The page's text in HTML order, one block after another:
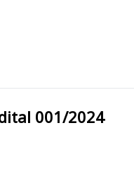
- Edital 001/2024